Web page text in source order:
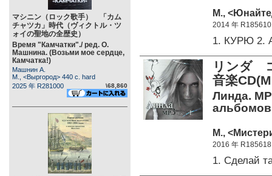
マシニン（ロック歌手） 「カム
チャツカ」時代（ヴィクトル・ツ
ォイの聖地の全歴史）
Время "Камчатки"./ ред. О.
Машнина. (Возьми мое сердце,
Камчатка!)
Машнин А.
М., <Выргород> 440 c. hard
2025 年 R281000
\68,860
М.,
2014 年 R185610
1. КУРЮ 2.
リンダ
音楽
Линда.
М.,
2016 年 R185618
1. Сделай